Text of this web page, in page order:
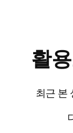
활
최근 본